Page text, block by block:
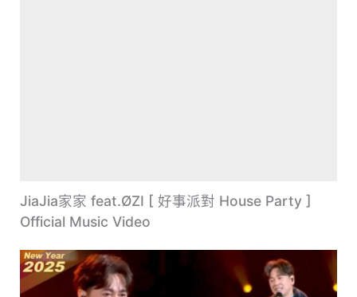
JiaJia家家 feat.ØZI [ 好事派對 House Party ]
Official Music Video